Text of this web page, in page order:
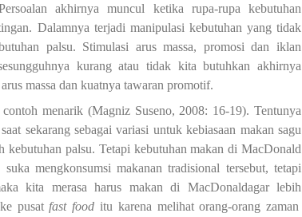
akhirnya muncul ketika rupa-rupa kebutuhan
Dalamnya terjadi manipulasi kebutuhan yang tidak
palsu. Stimulasi arus massa, promosi dan iklan
kurang atau tidak kita butuhkan akhirnya
massa dan kuatnya tawaran promotif.
contoh menarik(Magniz Suseno, 2008: 16-19). Tentunya
sekarang sebagai variasi untuk kebiasaan makansagu
kebutuhan palsu. Tetapi kebutuhan makan di MacDonald
mengkonsumsi makanan tradisional tersebut, tetapi
kita merasa harus makan di MacDonaldagar lebih
pusat fast fooditu karena melihat orang-orang zaman